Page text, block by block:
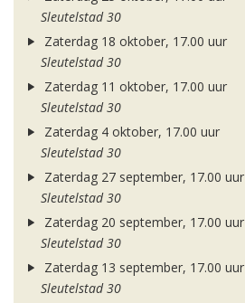
Sleutelstad 30
Zaterdag 18 oktober, 17.00 uur
Sleutelstad 30
Zaterdag 11 oktober, 17.00 uur
Sleutelstad 30
Zaterdag 4 oktober, 17.00 uur
Sleutelstad 30
Zaterdag 27 september, 17.00 uur
Sleutelstad 30
Zaterdag 20 september, 17.00 uur
Sleutelstad 30
Zaterdag 13 september, 17.00 uur
Sleutelstad 30